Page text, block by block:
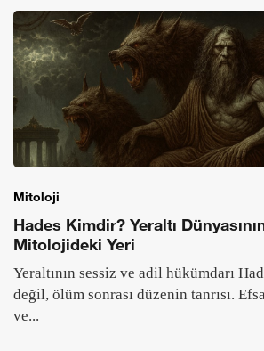
Mitoloji
Hades Kimdir? Yeraltı
Mitolojideki Yeri
Yeraltının sessiz ve adil hükümdarı
değil, ölüm sonrası düzenin tanrısı.
ve...